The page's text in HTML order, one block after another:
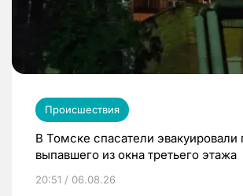
Происшествия
В Томске спасатели эвакуировали
выпавшего из окна третьего этажа
20:51 / 06.08.26